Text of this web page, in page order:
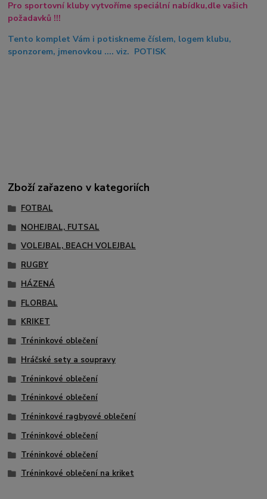
Pro sportovní kluby vytvoříme speciální nabídku,dle vašich
požadavků !!!
Tento komplet Vám i potiskneme číslem, logem klubu,
sponzorem, jmenovkou .... viz. POTISK
Zboží zařazeno v kategoriích
FOTBAL
NOHEJBAL, FUTSAL
VOLEJBAL, BEACH VOLEJBAL
RUGBY
HÁZENÁ
FLORBAL
KRIKET
Tréninkové oblečení
Hráčské sety a soupravy
Tréninkové oblečení
Tréninkové oblečení
Tréninkové ragbyové oblečení
Tréninkové oblečení
Tréninkové oblečení
Tréninkové oblečení na kriket